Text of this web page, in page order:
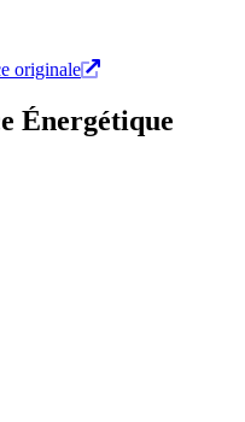
originale
Énergétique